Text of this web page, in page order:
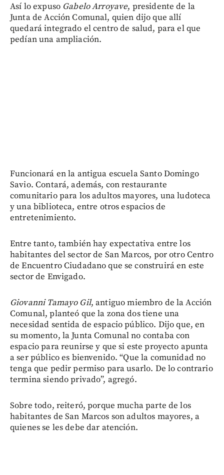
Así lo expuso Gabelo Arroyave, presidente de la
Junta de Acción Comunal, quien dijo que allí
quedará integrado el centro de salud, para el que
pedían una ampliación.
Funcionará en la antigua escuela Santo Domingo
Savio. Contará, además, con restaurante
comunitario para los adultos mayores, una ludoteca
y una biblioteca, entre otros espacios de
entretenimiento.
Entre tanto, también hay expectativa entre los
habitantes del sector de San Marcos, por otro Centro
de Encuentro Ciudadano que se construirá en este
sector de Envigado.
Giovanni Tamayo Gil, antiguo miembro de la Acción
Comunal, planteó que la zona dos tiene una
necesidad sentida de espacio público. Dijo que, en
su momento, la Junta Comunal no contaba con
espacio para reunirse y que si este proyecto apunta
a ser público es bienvenido. “Que la comunidad no
tenga que pedir permiso para usarlo. De lo contrario
termina siendo privado”, agregó.
Sobre todo, reiteró, porque mucha parte de los
habitantes de San Marcos son adultos mayores, a
quienes se les debe dar atención.